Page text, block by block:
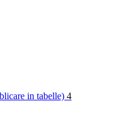
in tabelle) 4